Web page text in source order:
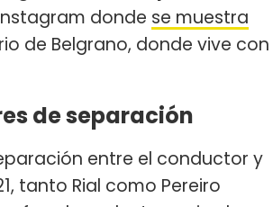
donde se muestra
de Belgrano, donde vive con
de separación
entre el conductor y
tanto Rial como Pereiro